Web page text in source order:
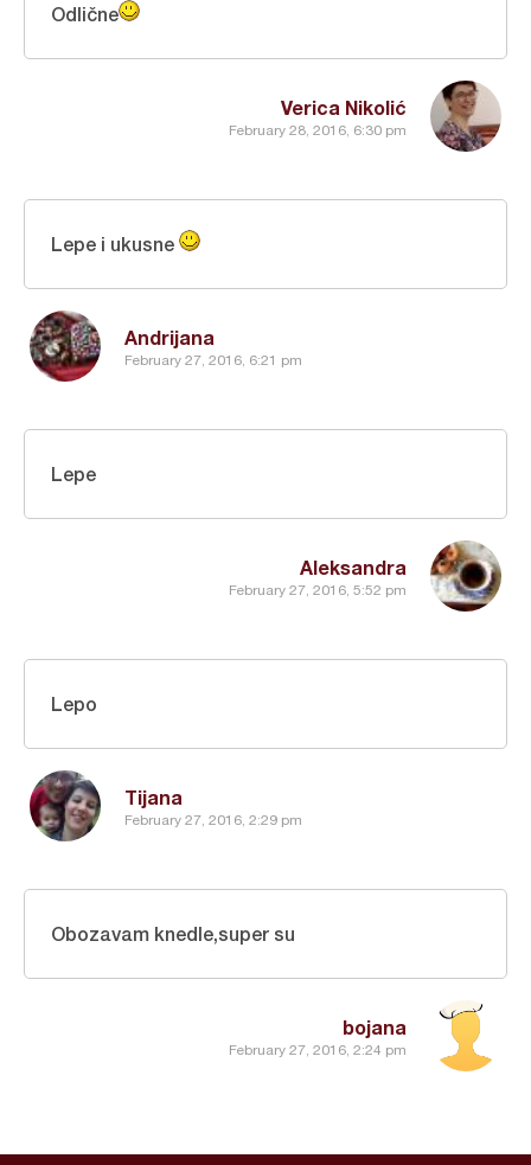
Verica Nikolić
February 28, 2016, 6:30 pm
Odlične
Andrijana
February 27, 2016, 6:21 pm
Lepe i ukusne
Aleksandra
February 27, 2016, 5:52 pm
Lepe
Tijana
February 27, 2016, 2:29 pm
Lepo
bojana
February 27, 2016, 2:24 pm
Obozavam knedle,super su